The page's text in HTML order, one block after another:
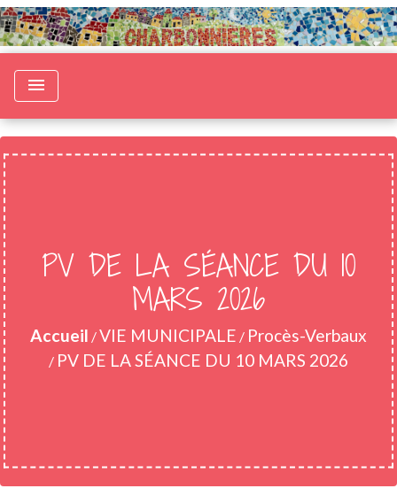
menu
PV DE LA SÉANCE DU 10
MARS 2026
Accueil /VIE MUNICIPALE / Procès-Verbaux
/ PV DE LA SÉANCE DU 10 MARS 2026